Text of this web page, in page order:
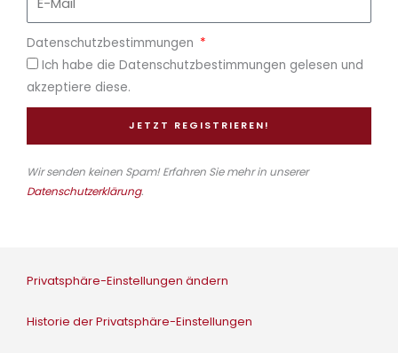
Datenschutzbestimmungen
Ich habe die Datenschutzbestimmungen gelesen und
akzeptiere diese.
JETZT REGISTRIEREN!
Wir senden keinen Spam! Erfahren Sie mehr in unserer
Datenschutzerklärung.
Privatsphäre-Einstellungen ändern
Historie der Privatsphäre-Einstellungen